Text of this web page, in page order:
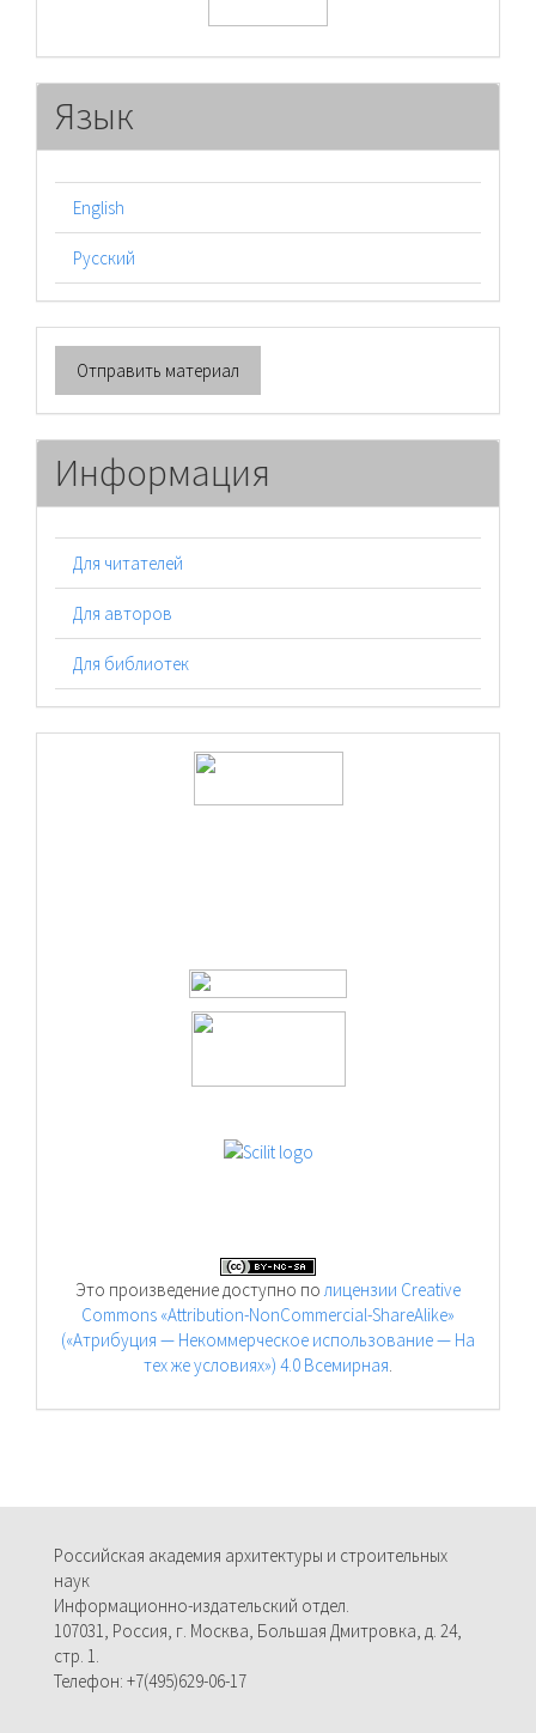
Язык
English
Русский
Отправить
материал
Отправить материал
Информация
Для читателей
Для авторов
Для библиотек
Это произведение доступно полицензии Creative
Commons «Attribution-NonCommercial-ShareAlike»
(«Атрибуция — Некоммерческое использование — На
тех же условиях») 4.0 Всемирная.
Российская академия архитектуры и строительных
наук
Информационно-издательский отдел.
107031, Россия, г. Москва, Большая Дмитровка, д. 24,
стр. 1.
Телефон: +7(495)629-06-17